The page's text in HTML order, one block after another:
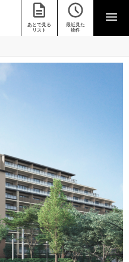
あとで見る
リスト
最近見た
物件